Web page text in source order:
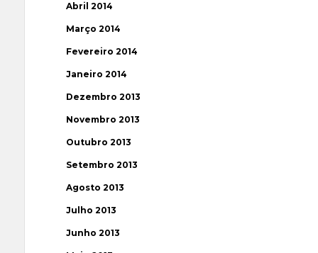
Abril 2014
Março 2014
Fevereiro 2014
Janeiro 2014
Dezembro 2013
Novembro 2013
Outubro 2013
Setembro 2013
Agosto 2013
Julho 2013
Junho 2013